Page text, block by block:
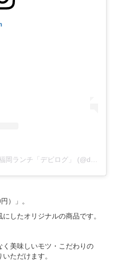
）」。
したオリジナルの商品です。
美味しいモツ・こだわりの
ただけます。